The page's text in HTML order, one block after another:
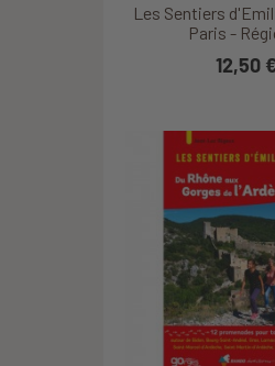
Les Sentiers
Paris -
12,50